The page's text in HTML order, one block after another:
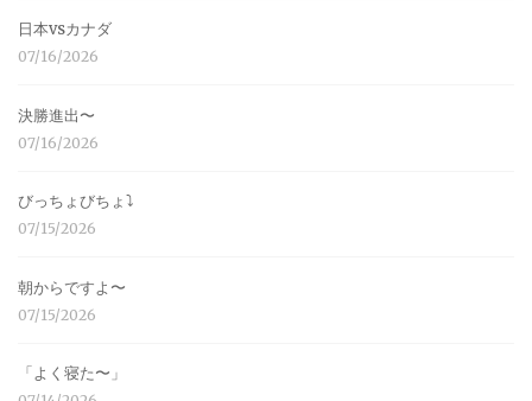
日本vsカナダ
07/16/2026
決勝進出〜
07/16/2026
びっちょびちょ⤵︎
07/15/2026
朝からですよ〜
07/15/2026
「よく寝た〜」